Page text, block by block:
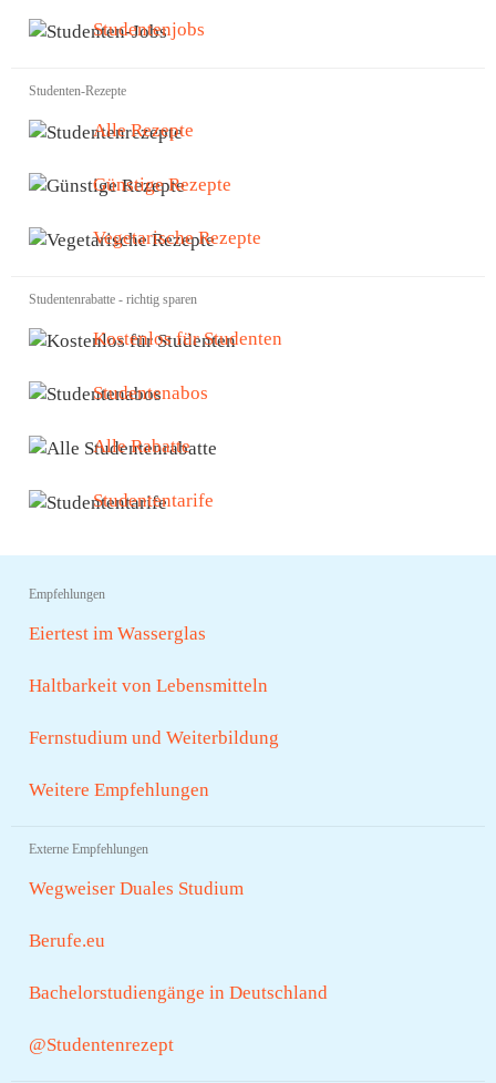
Studentenjobs
Studenten-Rezepte
Alle Rezepte
Günstige Rezepte
Vegetarische Rezepte
Studentenrabatte - richtig sparen
Kostenlos für Studenten
Studentenabos
Alle Rabatte
Studententarife
Empfehlungen
Eiertest im Wasserglas
Haltbarkeit von Lebensmitteln
Fernstudium und Weiterbildung
Weitere Empfehlungen
Externe Empfehlungen
Wegweiser Duales Studium
Berufe.eu
Bachelorstudiengänge in Deutschland
@Studentenrezept